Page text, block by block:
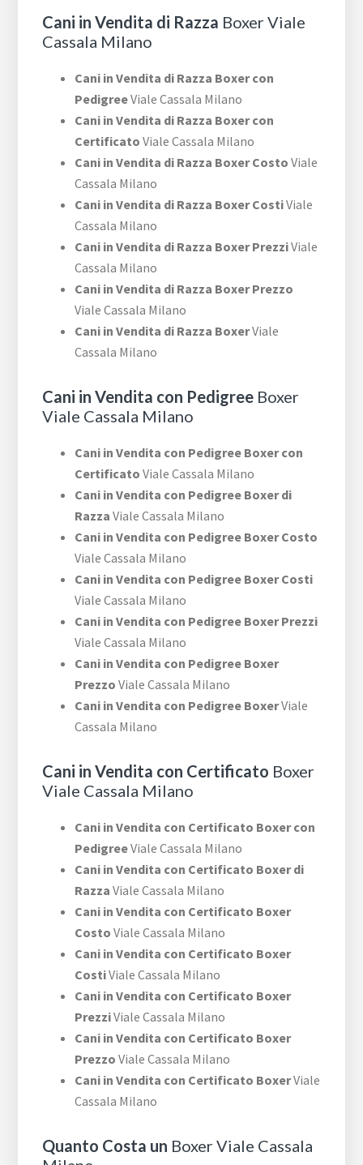
Cani in Vendita di Razza Boxer Viale
Cassala Milano
Cani in Vendita di Razza Boxer con
PedigreeViale Cassala Milano
Cani in Vendita di Razza Boxer con
Certificato Viale Cassala Milano
Cani in Vendita di Razza Boxer Costo Viale
Cassala Milano
Cani in Vendita di Razza Boxer CostiViale
Cassala Milano
Cani in Vendita di Razza Boxer PrezziViale
Cassala Milano
Cani in Vendita di Razza Boxer Prezzo
Viale Cassala Milano
Cani in Vendita di Razza BoxerViale
Cassala Milano
Cani in Vendita con Pedigree Boxer
Viale Cassala Milano
Cani in Vendita con Pedigree Boxer con
Certificato Viale Cassala Milano
Cani in Vendita con Pedigree Boxer di
Razza Viale Cassala Milano
Cani in Vendita con Pedigree Boxer Costo
Viale Cassala Milano
Cani in Vendita con Pedigree Boxer Costi
Viale Cassala Milano
Cani in Vendita con Pedigree Boxer Prezzi
Viale Cassala Milano
Cani in Vendita con Pedigree Boxer
Prezzo Viale Cassala Milano
Cani in Vendita con Pedigree BoxerViale
Cassala Milano
Cani in Vendita con Certificato Boxer
Viale Cassala Milano
Cani in Vendita con Certificato Boxer con
PedigreeViale Cassala Milano
Cani in Vendita con Certificato Boxer di
Razza Viale Cassala Milano
Cani in Vendita con Certificato Boxer
Costo Viale Cassala Milano
Cani in Vendita con Certificato Boxer
CostiViale Cassala Milano
Cani in Vendita con Certificato Boxer
PrezziViale Cassala Milano
Cani in Vendita con Certificato Boxer
Prezzo Viale Cassala Milano
Cani in Vendita con Certificato BoxerViale
Cassala Milano
Quanto Costa un Boxer Viale Cassala